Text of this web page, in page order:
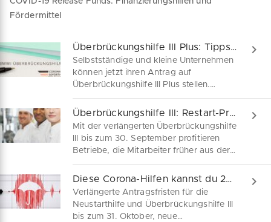
Fördermittel
Überbrückungshilfe III Plus: Tipps für Antragsteller
Selbstständige und kleine Unternehmen
können jetzt ihren Antrag auf
Überbrückungshilfe III Plus stellen.
Neben der Förderung betrieblicher
Fixkosten enthält die
Überbrückungshilfe III Plus zahlreiche
versteckte Zuschüsse, die du dir nicht
entgehen lassen solltest. Stelle deine
Überbrückungshilfe III: Restart-Prämie beschlossen
Mit der verlängerten Überbrückungshilfe
III bis zum 30. September profitieren
Betriebe, die Mitarbeiter früher aus der
Kurzarbeit holen oder Beschäftigte neu
einstellen. Wir erläutern die
Bezugsbedingungen für die neue
Restart-Prämie, den verlängerten
Zugang zum Kurzarbeitergeld und die
Diese Corona-Hilfen kannst du 2021 noch beantragen
Verlängerte Antragsfristen für die
Neustarthilfe und Überbrückungshilfe III
bis zum 31. Oktober, neue